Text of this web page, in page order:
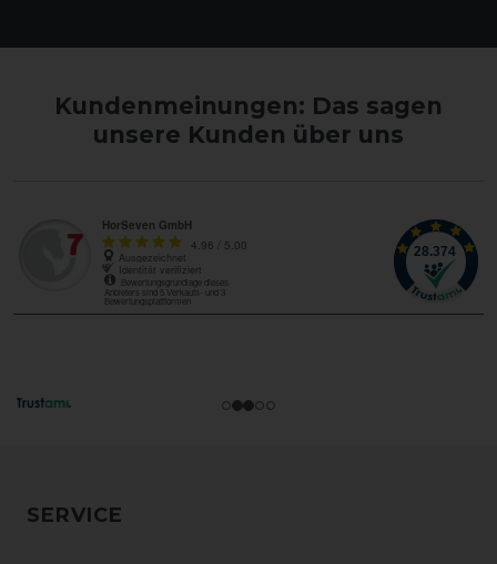
Kundenmeinungen: Das sagen
unsere Kunden über uns
SERVICE